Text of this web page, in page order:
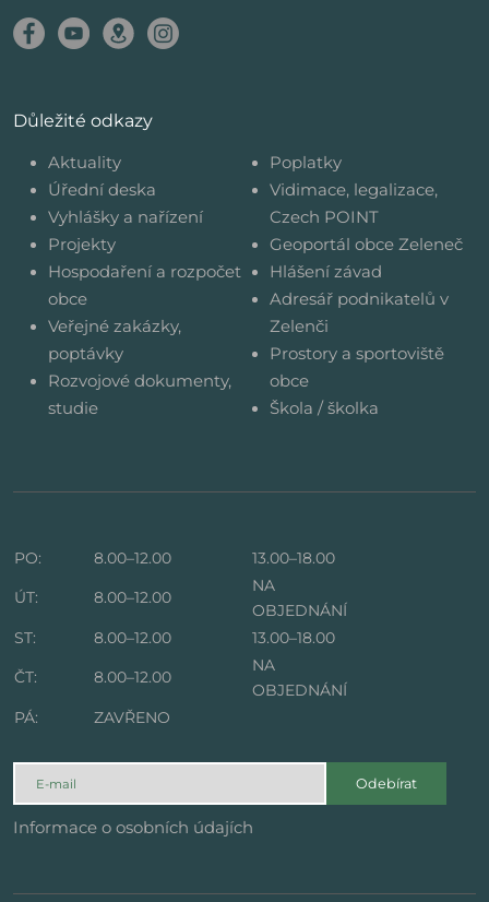
Důležité odkazy
Aktuality
Úřední deska
Vyhlášky a nařízení
Projekty
Hospodaření a rozpočet
obce
Veřejné zakázky,
poptávky
Rozvojové dokumenty,
studie
Poplatky
Vidimace, legalizace,
Czech POINT
Geoportál obce Zeleneč
Hlášení závad
Adresář podnikatelů v
Zelenči
Prostory a sportoviště
obce
Škola / školka
PO: 8.00–12.00
13.00–18.00
ÚT:
8.00–12.00
NA
OBJEDNÁNÍ
ST:
8.00–12.00
13.00–18.00
ČT:
8.00–12.00
NA
OBJEDNÁNÍ
PÁ:
ZAVŘENO
Odebírat
Informace o osobních údajích